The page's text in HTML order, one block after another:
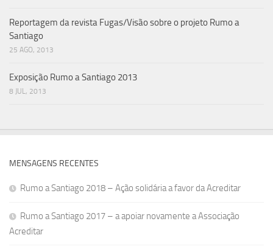
Reportagem da revista Fugas/Visão sobre o projeto Rumo a
Santiago
25 AGO, 2013
Exposição Rumo a Santiago 2013
8 JUL, 2013
MENSAGENS RECENTES
Rumo a Santiago 2018 – Ação solidária a favor da Acreditar
Rumo a Santiago 2017 – a apoiar novamente a Associação
Acreditar